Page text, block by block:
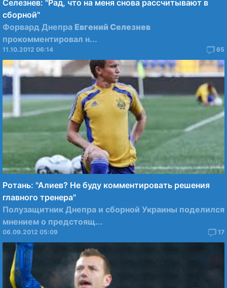
Селезнев: "Рад, что на меня снова рассчитывают в
сборной"
Форвард Днепра Евгений Селезнев
прокомментировал н...
11.10.2012 06:14 65
Ротань: "Алиев? Не буду комментировать решения
главного тренера"
Полузащитник Днепра и сборной Украины поделился
мнением о предстоящ...
06.09.2012 05:09 17